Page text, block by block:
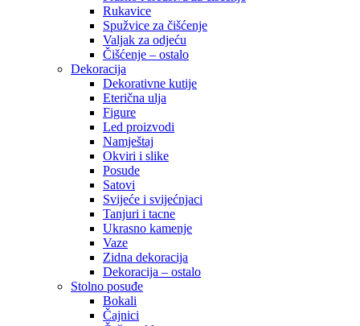
Rukavice
Spužvice za čišćenje
Valjak za odjeću
Čišćenje – ostalo
Dekoracija
Dekorativne kutije
Eterična ulja
Figure
Led proizvodi
Namještaj
Okviri i slike
Posude
Satovi
Svijeće i svijećnjaci
Tanjuri i tacne
Ukrasno kamenje
Vaze
Zidna dekoracija
Dekoracija – ostalo
Stolno posuđe
Bokali
Čajnici